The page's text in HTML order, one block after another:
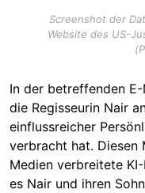
Screenshot der
Website des US-
In der betreffenden
die Regisseurin Nair
einflussreicher
verbracht hat. Diesen
Medien verbreitete
es Nair und ihren